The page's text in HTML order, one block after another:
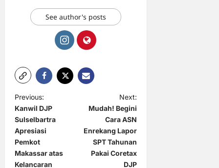
See author's posts
P
o
s
t
n
Previous:
Kanwil DJP
Sulselbartra
Apresiasi
Pemkot
Makassar atas
Kelancaran
Next:
Mudah! Begini
Cara ASN
Enrekang Lapor
SPT Tahunan
Pakai Coretax
DJP